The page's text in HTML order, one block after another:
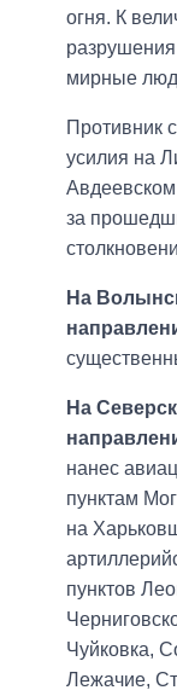
огня. К
мирные
Противник
усилия на
за
На
На
нанес
пунктам
на
пунктов
Чуйковка,
Лежачие,